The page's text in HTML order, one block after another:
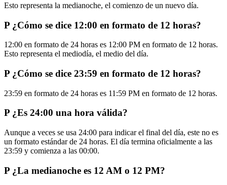
Esto representa la medianoche, el comienzo de un nuevo día.
P ¿Cómo se dice 12:00 en formato de 12 horas?
12:00 en formato de 24 horas es 12:00 PM en formato de 12 horas.
Esto representa el mediodía, el medio del día.
P ¿Cómo se dice 23:59 en formato de 12 horas?
23:59 en formato de 24 horas es 11:59 PM en formato de 12 horas.
P ¿Es 24:00 una hora válida?
Aunque a veces se usa 24:00 para indicar el final del día, este no es
un formato estándar de 24 horas. El día termina oficialmente a las
23:59 y comienza a las 00:00.
P ¿La medianoche es 12 AM o 12 PM?